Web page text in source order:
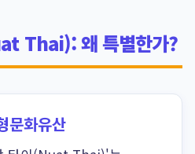
Thai): 왜 특별한가?
문화유산